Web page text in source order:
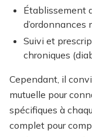
Établissement
d’ordonnances
Suivi et
chroniques
Cependant, il
mutuelle pour
spécifiques à
complet pour